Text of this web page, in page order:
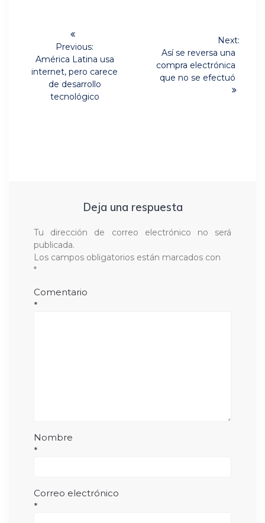
Navegación
entradas
Previous:
Previous
post:
América Latina usa
internet, pero carece
de desarrollo
tecnológico
Next:
post:
Así se reversa una
compra electrónica
que no se efectuó
Deja una respuesta
Tu dirección de correo electrónico no será
publicada.
Los campos obligatorios están marcados con
*
Comentario
*
Nombre
*
Correo electrónico
*